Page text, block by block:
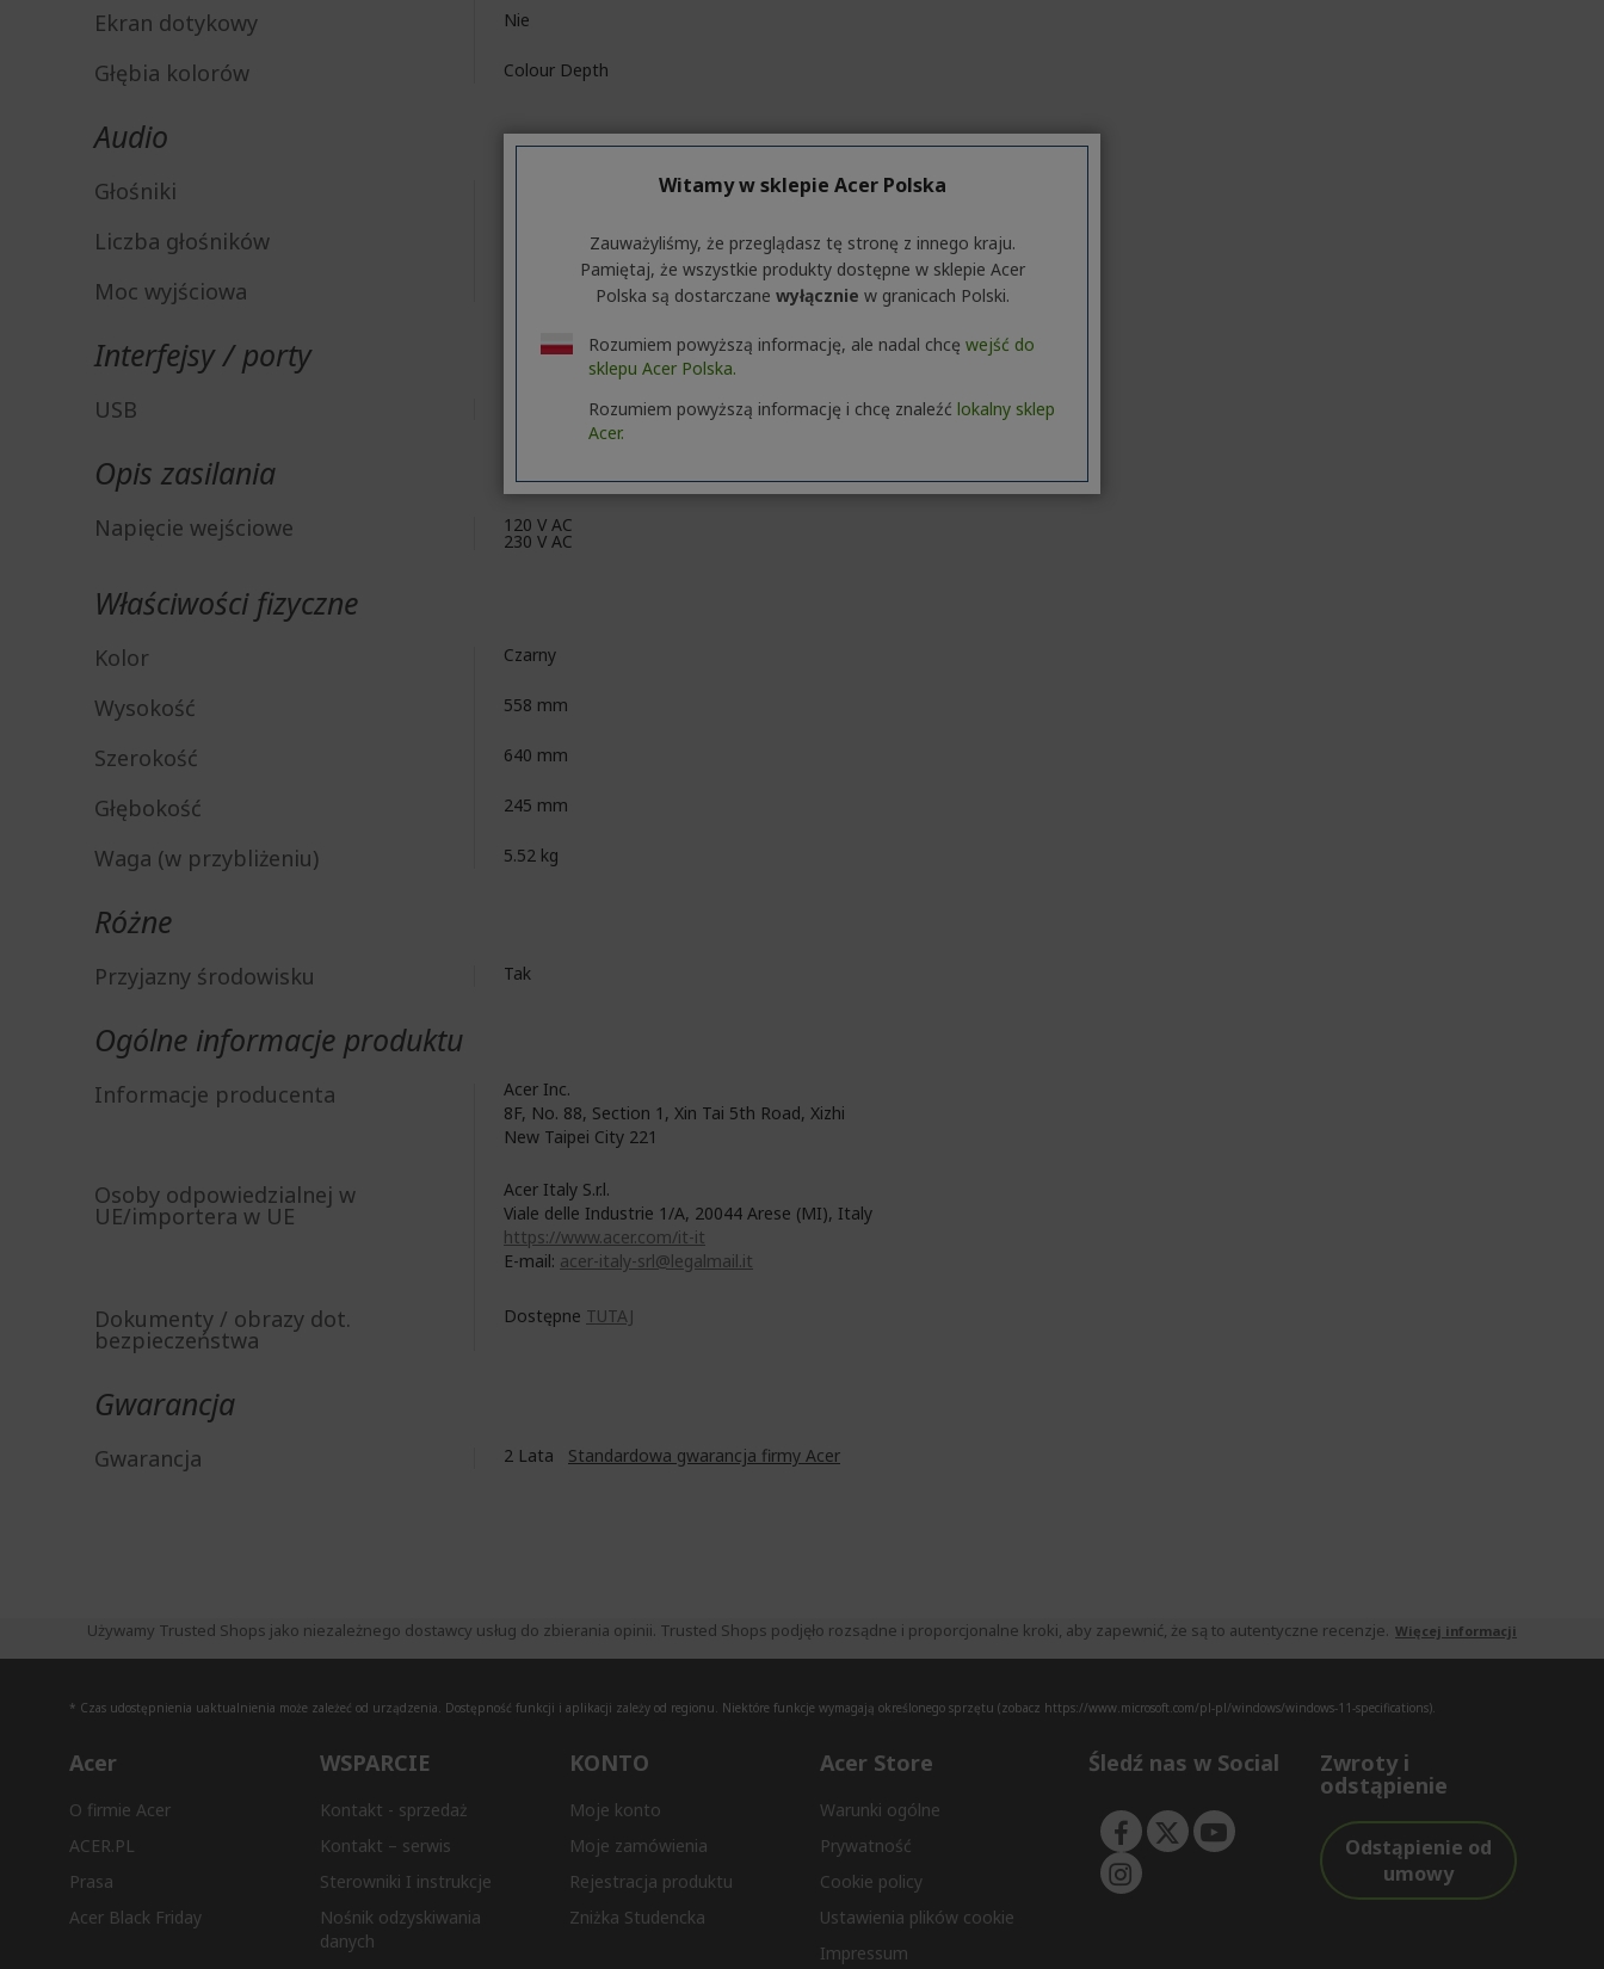
Ekran dotykowy Nie
Głębia kolorów Colour Depth
Audio
Głośniki
Liczba głośników
Moc wyjściowa
Interfejsy / porty
USB
Opis zasilania
Napięcie wejściowe 120 V AC
230 V AC
Właściwości fizyczne
Kolor Czarny
Wysokość 558 mm
Szerokość 640 mm
Głębokość 245 mm
Waga (w przybliżeniu) 5.52 kg
Różne
Przyjazny środowisku Tak
Ogólne informacje produktu
Informacje producenta
Acer Inc.
8F, No. 88, Section 1, Xin Tai 5th Road, Xizhi
New Taipei City 221
Osoby odpowiedzialnej w
UE/importera w UE
Acer Italy S.r.l.
Viale delle Industrie 1/A, 20044 Arese (MI), Italy
https://www.acer.com/it-it
E-mail: acer-italy-srl@legalmail.it
Dokumenty / obrazy dot.
bezpieczeństwa
Dostępne TUTAJ
Gwarancja
Gwarancja 2 Lata Standardowa gwarancja firmy Acer
Używamy Trusted Shops jako niezależnego dostawcy usług do zbierania opinii. Trusted Shops podjęło rozsądne i proporcjonalne kroki, aby zapewnić, że są to autentyczne recenzje. Więcej informacji
* Czas udostępnienia uaktualnienia może zależeć od urządzenia. Dostępność funkcji i aplikacji zależy od regionu. Niektóre funkcje wymagają określonego sprzętu (zobacz https://www.microsoft.com/pl-pl/windows/windows-11-specifications).
Acer
O firmie Acer
ACER.PL
Prasa
Acer Black Friday
WSPARCIE
Kontakt - sprzedaż
Kontakt – serwis
Sterowniki I instrukcje
Nośnik odzyskiwania
danych
KONTO
Moje konto
Moje zamówienia
Rejestracja produktu
Zniżka Studencka
Acer Store
Warunki ogólne
Prywatność
Cookie policy
Ustawienia plików cookie
Impressum
Śledź nas w Social Zwroty i
odstąpienie
Odstąpienie od
umowy
Witamy w sklepie Acer Polska
Zauważyliśmy, że przeglądasz tę stronę z innego kraju.
Pamiętaj, że wszystkie produkty dostępne w sklepie Acer
Polska są dostarczane wyłącznie w granicach Polski.
Rozumiem powyższą informację, ale nadal chcę wejść do
sklepu Acer Polska.
Rozumiem powyższą informację i chcę znaleźć lokalny sklep
Acer.